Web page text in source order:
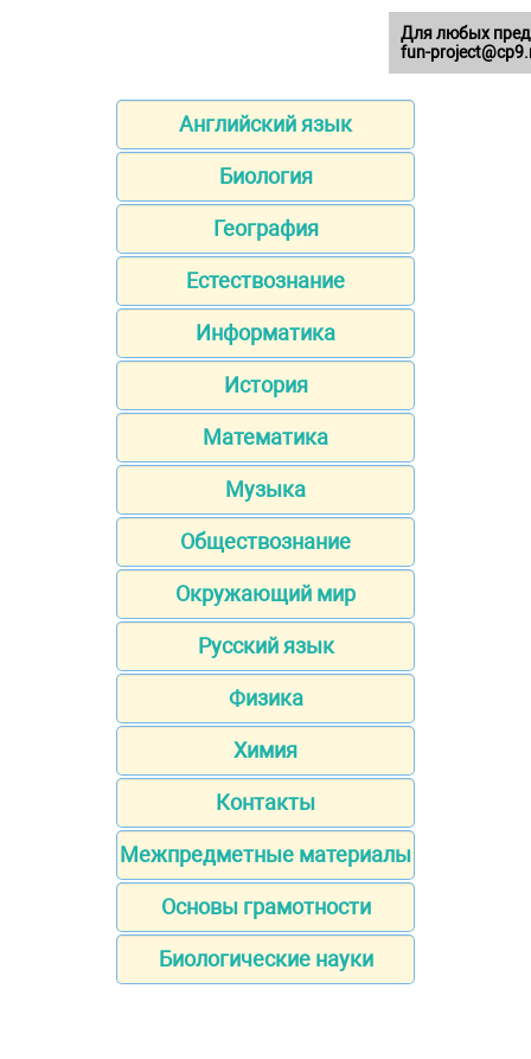
Английский язык
Биология
География
Естествознание
Информатика
История
Математика
Музыка
Обществознание
Окружающий мир
Русский язык
Физика
Химия
Контакты
Межпредметные материалы
Основы грамотности
Биологические науки
Для любых
fun-